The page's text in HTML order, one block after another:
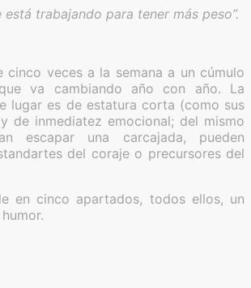
está trabajando para tener más peso”.
cinco veces a la semana a un cúmulo
va cambiando año con año. La
lugar es de estatura corta (como sus
de inmediatez emocional; del mismo
escapar una carcajada, pueden
del coraje o precursores del
en cinco apartados, todos ellos, un